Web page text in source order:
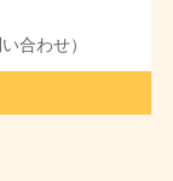
合わせ）